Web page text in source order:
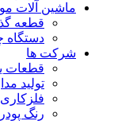
ماشین آلات
قطعه
دستگاه
شرکت ها
قطعات
تولید
فلزکاری
رنگ